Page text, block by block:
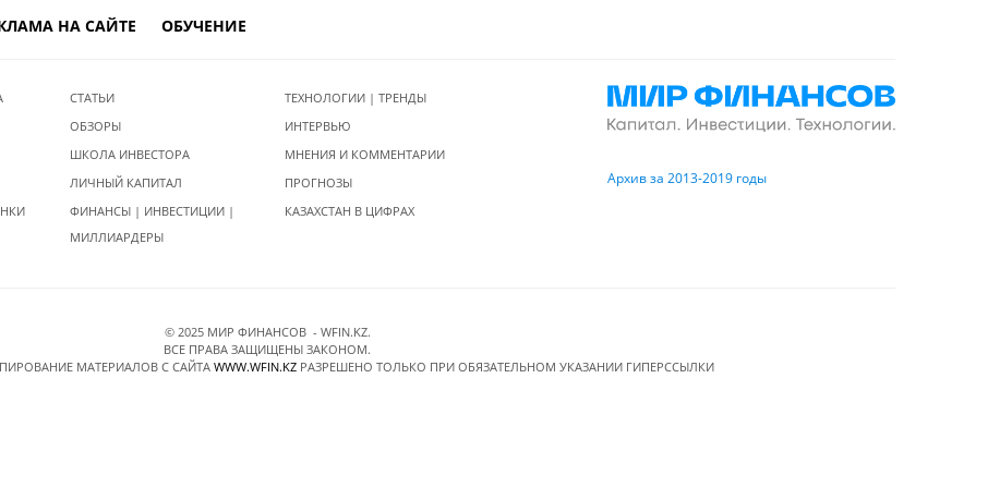
НА САЙТЕ ОБУЧЕНИЕ
СТАТЬИ
ОБЗОРЫ
ШКОЛА ИНВЕСТОРА
ЛИЧНЫЙ КАПИТАЛ
ФИНАНСЫ | ИНВЕСТИЦИИ |
МИЛЛИАРДЕРЫ
ТЕХНОЛОГИИ | ТРЕНДЫ
ИНТЕРВЬЮ
МНЕНИЯ И КОММЕНТАРИИ
ПРОГНОЗЫ
КАЗАХСТАН В ЦИФРАХ
Архив за 2013-2019 годы
© 2025 МИР ФИНАНСОВ - WFIN.KZ.
ВСЕ ПРАВА ЗАЩИЩЕНЫ ЗАКОНОМ.
МАТЕРИАЛОВ C САЙТАWWW.WFIN.KZ РАЗРЕШЕНО ТОЛЬКО ПРИ ОБЯЗАТЕЛЬНОМ УКАЗАНИИ ГИПЕРССЫЛКИ